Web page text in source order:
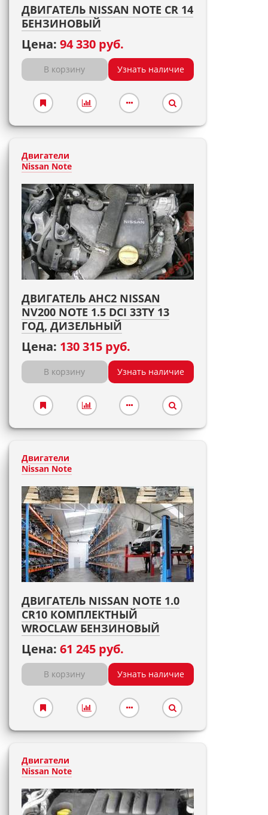
ДВИГАТЕЛЬ NISSAN NOTE CR 14
БЕНЗИНОВЫЙ
Цена: 94 330 руб.
В корзину Узнать наличие
Двигатели
Nissan Note
ДВИГАТЕЛЬ AHC2 NISSAN
NV200 NOTE 1.5 DCI 33TY 13
ГОД, ДИЗЕЛЬНЫЙ
Цена: 130 315 руб.
В корзину Узнать наличие
Двигатели
Nissan Note
ДВИГАТЕЛЬ NISSAN NOTE 1.0
CR10 КОМПЛЕКТНЫЙ
WROCLAW БЕНЗИНОВЫЙ
Цена: 61 245 руб.
В корзину Узнать наличие
Двигатели
Nissan Note